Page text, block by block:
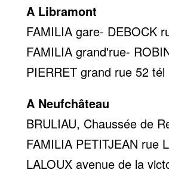
A Libramont
FAMILIA gare- DEBOCK
FAMILIA grand'rue-
PIERRET grand rue 52
A Neufchâteau
BRULIAU, Chaussée de
FAMILIA PETITJEAN rue
LALOUX avenue de la